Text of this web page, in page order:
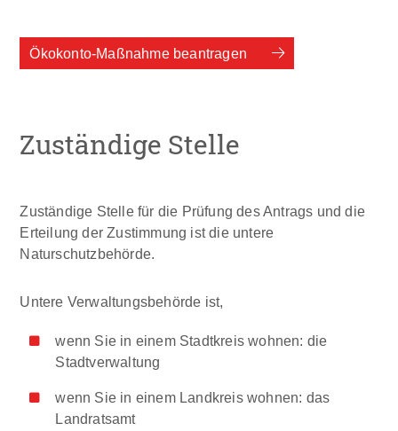
Ökokonto-Maßnahme beantragen
Zuständige Stelle
Zuständige Stelle für die Prüfung des Antrags und die
Erteilung der Zustimmung ist die untere
Naturschutzbehörde.
Untere Verwaltungsbehörde ist,
wenn Sie in einem Stadtkreis wohnen: die
Stadtverwaltung
wenn Sie in einem Landkreis wohnen: das
Landratsamt